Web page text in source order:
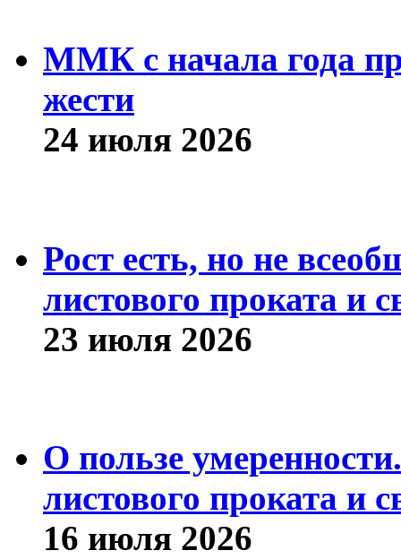
ММК с начала года
жести
24 июля 2026
Рост есть, но не
листового проката и
23 июля 2026
О пользе
листового проката и
16 июля 2026